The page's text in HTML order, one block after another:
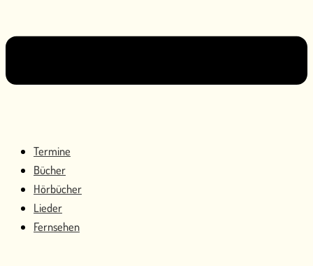
Termine
Bücher
Hörbücher
Lieder
Fernsehen